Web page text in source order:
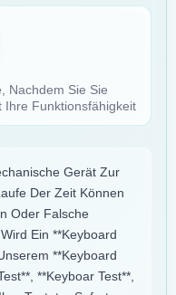
Nachdem Sie Sie
Ihre Funktionsfähigkeit
Gerät Zur
Der Zeit Können
Oder Falsche
Ein **keyboard
**keyboard
**keyboar Test**,